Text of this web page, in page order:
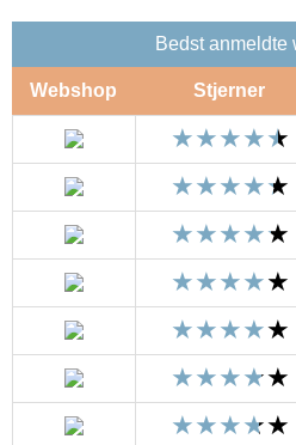
Bedst anmeldte
Webshop Stjerner